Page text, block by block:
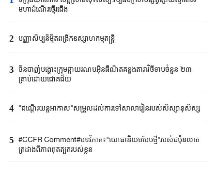
មហាដំណើរ​ថ្មើរជើង​
2 បញ្ញាសិប្បនិម្មិត​ពង្រីក​​ឧស្សាហកម្ម​តន្ត្រី​
3 ចិនបាញ់បង្ហោះ​ក្រុម​ផ្កាយរណប​​អ៊ីនធឺណិត​គន្លងតារាវិថីទាប​ចំនួន ២៣
គ្រាប់ដោយ​ជោគជ័យ​
4 "ជណ្តើរយន្ត​អាកាស"​សម្រួលដល់ការទៅ​សាលារៀន​របស់​សិស្សានុសិស្ស​​
5 #CCFR Comment#បទវិភាគ៖"យោធានិយមបែបថ្មី"របស់ជប៉ុនលាត
ត្រដាងពីភាពពុតត្បុតរបស់ខ្លួន